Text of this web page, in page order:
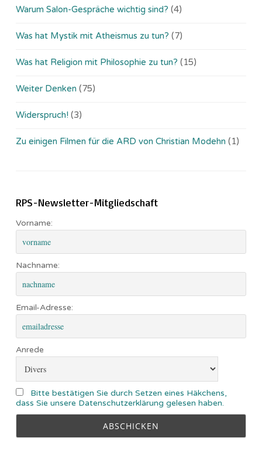
Warum Salon-Gespräche wichtig sind? (4)
Was hat Mystik mit Atheismus zu tun? (7)
Was hat Religion mit Philosophie zu tun? (15)
Weiter Denken (75)
Widerspruch! (3)
Zu einigen Filmen für die ARD von Christian Modehn (1)
RPS-Newsletter-Mitgliedschaft
Vorname:
Nachname:
Email-Adresse:
Anrede
Bitte bestätigen Sie durch Setzen eines Häkchens,
dass Sie unsere Datenschutzerklärung gelesen haben.